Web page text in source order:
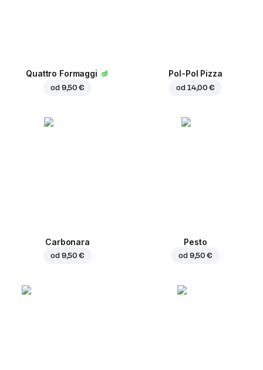
Quattro Formaggi
od 9,50 €
Pol-Pol Pizza
od 14,00 €
Carbonara
od 9,50 €
Pesto
od 9,50 €